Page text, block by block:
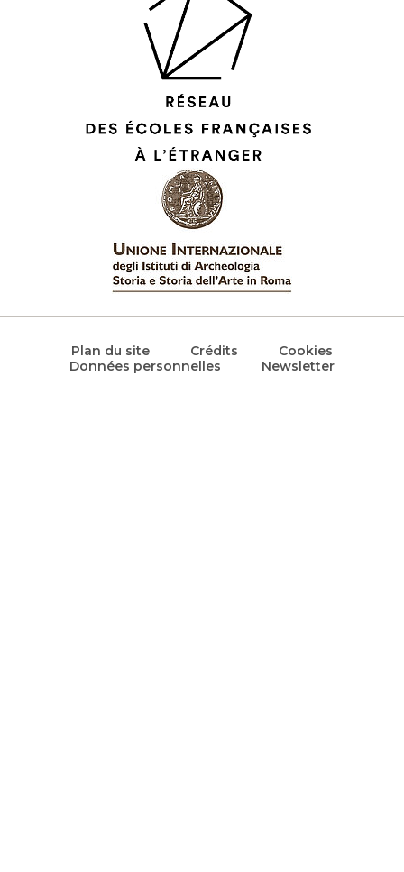
Plan du site Crédits
Cookies
Données personnelles
Newsletter